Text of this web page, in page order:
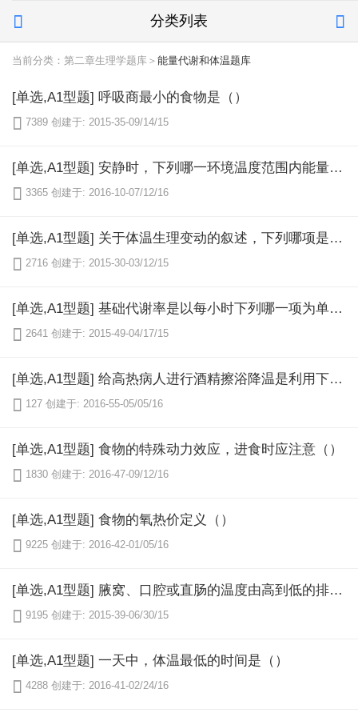
 分类列表 
当前分类：第二章生理学题库＞ 能量代谢和体温题库
[单选,A1型题] 呼吸商最小的食物是（）
 7389 创建于: 2015-35-09/14/15
[单选,A1型题] 安静时，下列哪一环境温度范围内能量代谢最稳定（）
 3365 创建于: 2016-10-07/12/16
[单选,A1型题] 关于体温生理变动的叙述，下列哪项是正确的（）
 2716 创建于: 2015-30-03/12/15
[单选,A1型题] 基础代谢率是以每小时下列哪一项为单位计算的产热量（）
 2641 创建于: 2015-49-04/17/15
[单选,A1型题] 给高热病人进行酒精擦浴降温是利用下列哪项散热方式（）
 127 创建于: 2016-55-05/05/16
[单选,A1型题] 食物的特殊动力效应，进食时应注意（）
 1830 创建于: 2016-47-09/12/16
[单选,A1型题] 食物的氧热价定义（）
 9225 创建于: 2016-42-01/05/16
[单选,A1型题] 腋窝、口腔或直肠的温度由高到低的排列顺序为（）
 9195 创建于: 2015-39-06/30/15
[单选,A1型题] 一天中，体温最低的时间是（）
 4288 创建于: 2016-41-02/24/16